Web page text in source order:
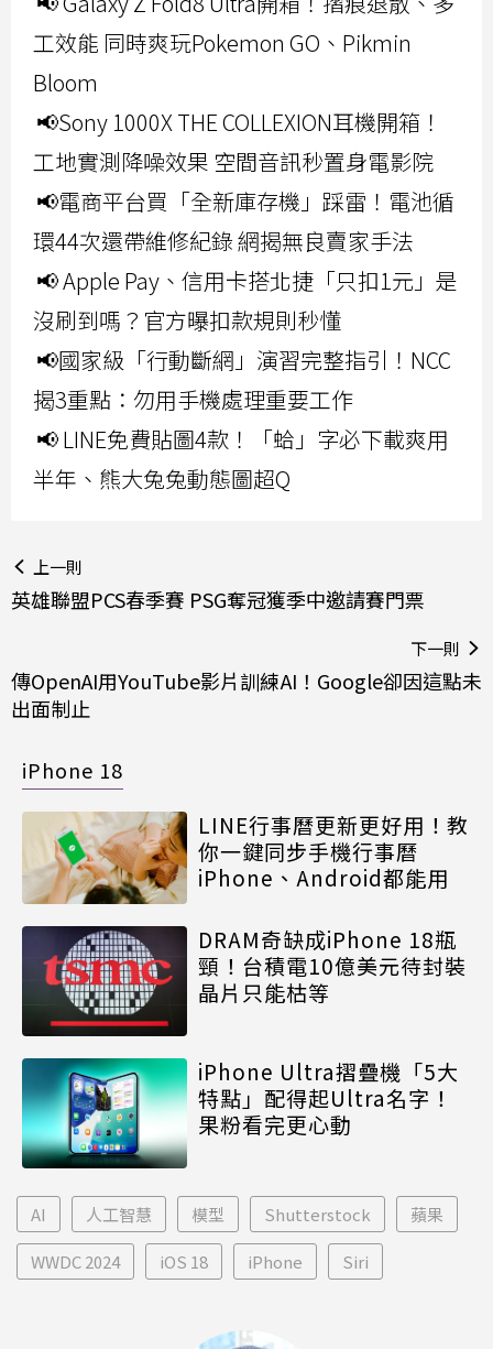
工效能 同時爽玩Pokemon GO、Pikmin
Bloom
📢Sony 1000X THE COLLEXION耳機開箱！
工地實測降噪效果 空間音訊秒置身電影院
📢電商平台買「全新庫存機」踩雷！電池循
環44次還帶維修紀錄 網揭無良賣家手法
📢 Apple Pay、信用卡搭北捷「只扣1元」是
沒刷到嗎？官方曝扣款規則秒懂
📢國家級「行動斷網」演習完整指引！NCC
揭3重點：勿用手機處理重要工作
📢 LINE免費貼圖4款！「蛤」字必下載爽用
半年、熊大兔兔動態圖超Q
上一則
英雄聯盟PCS春季賽 PSG奪冠獲季中邀請賽門票
下一則
傳OpenAI用YouTube影片訓練AI！Google卻因這點未
出面制止
iPhone 18
LINE行事曆更新更好用！教
你一鍵同步手機行事曆
iPhone、Android都能用
DRAM奇缺成iPhone 18瓶
頸！台積電10億美元待封裝
晶片只能枯等
iPhone Ultra摺疊機「5大
特點」配得起Ultra名字！
果粉看完更心動
AI 人工智慧 模型 Shutterstock 蘋果
WWDC 2024 iOS 18 iPhone Siri